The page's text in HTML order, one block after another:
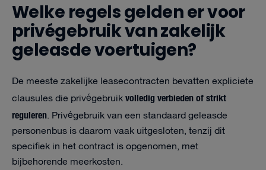
Welke regels gelden er voor
privégebruik van zakelijk
geleasde voertuigen?
De meeste zakelijke leasecontracten bevatten expliciete
clausules die privégebruikvolledig verbieden of strikt
reguleren. Privégebruik van een standaard geleasde
personenbus is daarom vaak uitgesloten, tenzij dit
specifiek in het contract is opgenomen, met
bijbehorende meerkosten.